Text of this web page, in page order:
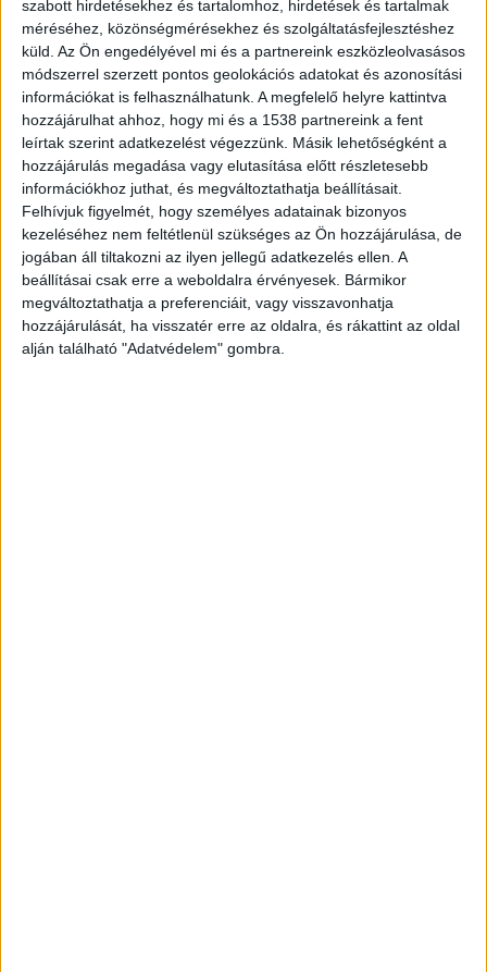
szabott hirdetésekhez és tartalomhoz, hirdetések és tartalmak
méréséhez, közönségmérésekhez és szolgáltatásfejlesztéshez
küld. Az Ön engedélyével mi és a partnereink eszközleolvasásos
módszerrel szerzett pontos geolokációs adatokat és azonosítási
információkat is felhasználhatunk. A megfelelő helyre kattintva
hozzájárulhat ahhoz, hogy mi és a 1538 partnereink a fent
leírtak szerint adatkezelést végezzünk. Másik lehetőségként a
hozzájárulás megadása vagy elutasítása előtt részletesebb
információkhoz juthat, és megváltoztathatja beállításait.
Felhívjuk figyelmét, hogy személyes adatainak bizonyos
kezeléséhez nem feltétlenül szükséges az Ön hozzájárulása, de
jogában áll tiltakozni az ilyen jellegű adatkezelés ellen. A
beállításai csak erre a weboldalra érvényesek. Bármikor
megváltoztathatja a preferenciáit, vagy visszavonhatja
hozzájárulását, ha visszatér erre az oldalra, és rákattint az oldal
alján található "Adatvédelem" gombra.
száját és az orrát.
A kalauz próbált szólni
Amikor a jegyellenőr felszólította a védőmaszk
előírásoknak megfelelő viselésére, a vádlott
rendkívül indulatossá vált, és előbb meglökte,
majd megütötte a sértettet, aki futva a vagon
első szakaszába menekült, miközben telefonon
értesítette a rendőrséget.
Jöttek a rendőrök